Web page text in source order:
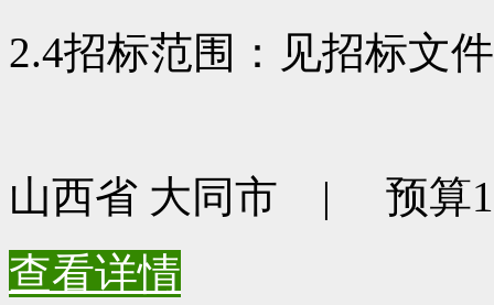
2.4招标范围：见招标文
山西省 大同市 | 预算
查看详情